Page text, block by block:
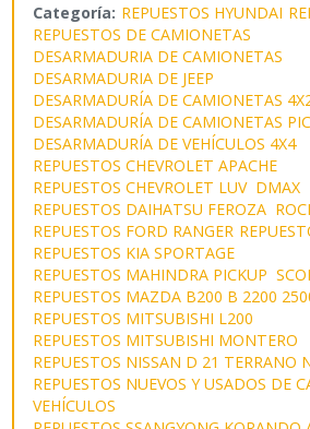
Categoría: REPUESTOS HYUNDAI
REPUESTOS DE CAMIONETAS
DESARMADURIA DE CAMIONETAS
DESARMADURIA DE JEEP
DESARMADURÍA DE CAMIONETAS
DESARMADURÍA DE CAMIONETAS
DESARMADURÍA DE VEHÍCULOS 4X4
REPUESTOS CHEVROLET APACHE
REPUESTOS CHEVROLET LUV DMAX
REPUESTOS DAIHATSU FEROZA
REPUESTOS FORD RANGER
REPUESTOS KIA SPORTAGE
REPUESTOS MAHINDRA PICKUP
REPUESTOS MAZDA B200 B 2200
REPUESTOS MITSUBISHI L200
REPUESTOS MITSUBISHI MONTERO
REPUESTOS NISSAN D 21 TERRANO
REPUESTOS NUEVOS Y USADOS DE
VEHÍCULOS